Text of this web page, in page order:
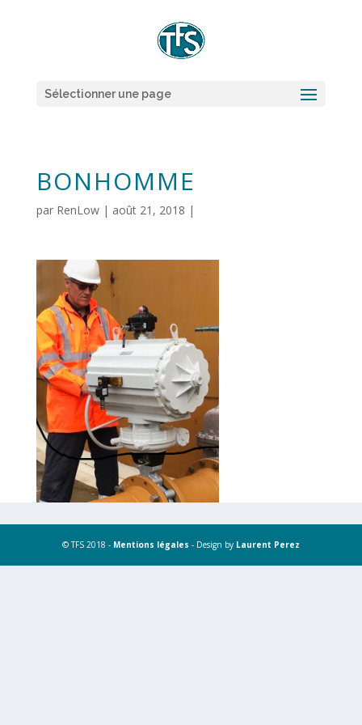
Sélectionner une page
BONHOMME
par RenLow| août 21, 2018 |
© TFS 2018 - Mentions légales - Design by Laurent Perez